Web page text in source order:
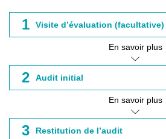
1 Visite d’évaluation (facultative)
En savoir plus
2 Audit initial
En savoir plus
3 Restitution de l’audit